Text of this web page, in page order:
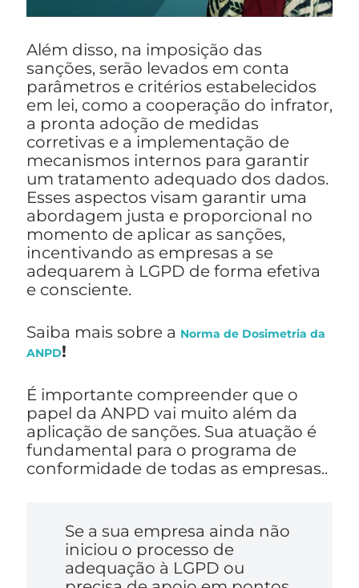
Além disso, na imposição das
sanções, serão levados em conta
parâmetros e critérios estabelecidos
em lei, como a cooperação do infrator,
a pronta adoção de medidas
corretivas e a implementação de
mecanismos internos para garantir
um tratamento adequado dos dados.
Esses aspectos visam garantir uma
abordagem justa e proporcional no
momento de aplicar as sanções,
incentivando as empresas a se
adequarem à LGPD de forma efetiva
e consciente.
Saiba mais sobre a Norma de Dosimetria da
ANPD!
É importante compreender que o
papel da ANPD vai muito além da
aplicação de sanções. Sua atuação é
fundamental para o programa de
conformidade de todas as empresas..
Se a sua empresa ainda não
iniciou o processo de
adequação à LGPD ou